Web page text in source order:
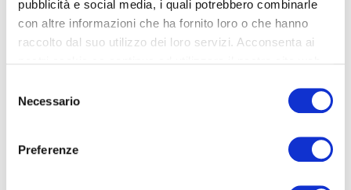
pubblicità e social media, i quali potrebbero combinarle
con altre informazioni che ha fornito loro o che hanno
raccolto dal suo utilizzo dei loro servizi. Acconsenta ai
delNecessario
Preferenze